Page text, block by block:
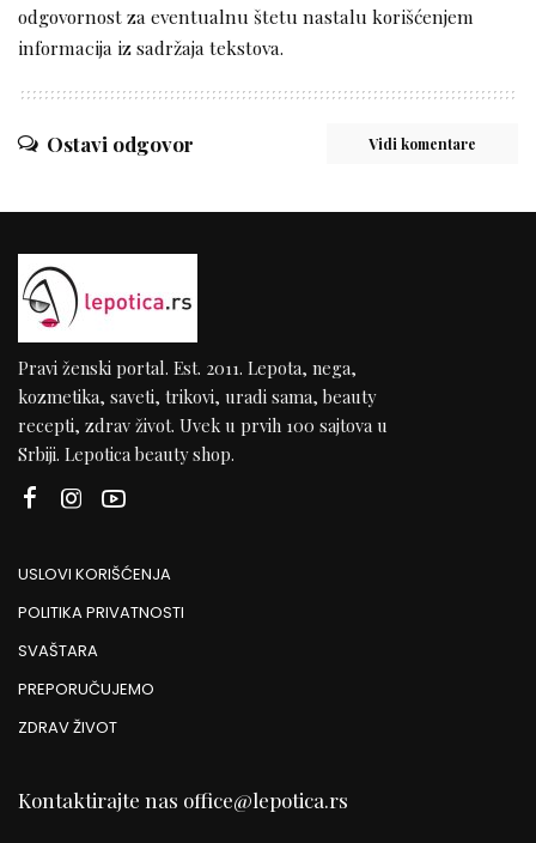
odgovornost za eventualnu štetu nastalu korišćenjem
informacija iz sadržaja tekstova.
Ostavi odgovor Vidi komentare
Pravi ženski portal. Est. 2011. Lepota, nega,
kozmetika, saveti, trikovi, uradi sama, beauty
recepti, zdrav život. Uvek u prvih 100 sajtova u
Srbiji. Lepotica beauty shop.
USLOVI KORIŠĆENJA
POLITIKA PRIVATNOSTI
SVAŠTARA
PREPORUČUJEMO
ZDRAV ŽIVOT
Kontaktirajte nas office@lepotica.rs